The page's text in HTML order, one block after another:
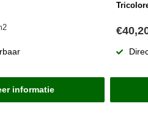
informatie